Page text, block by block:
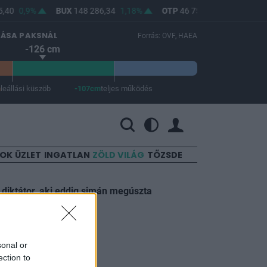
or
to
0,9% BUX148 286,34 1,18% OTP 46 750
PAKSNÁL Forrás: OVF, HAEA
-126 cm
leállási küszöb -107cmteljes működés
ÜZLET INGATLAN ZÖLD VILÁG TŐZSDE
aki eddig simán megúszta